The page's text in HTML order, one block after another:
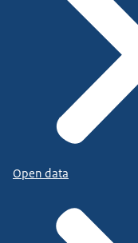
Open data